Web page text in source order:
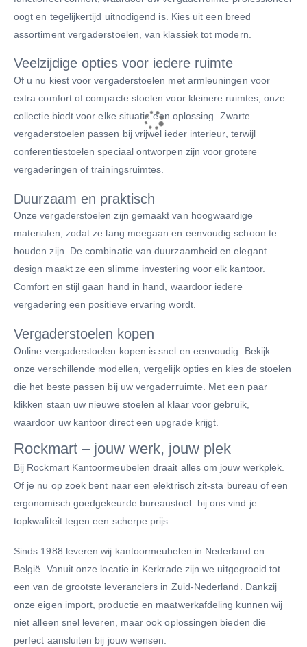
oogt en tegelijkertijd uitnodigend is. Kies uit een breed
assortiment vergaderstoelen, van klassiek tot modern.
Veelzijdige opties voor iedere ruimte
Of u nu kiest voor vergaderstoelen met armleuningen voor
extra comfort of compacte stoelen voor kleinere ruimtes, onze
collectie biedt voor elke situatie een oplossing. Zwarte
vergaderstoelen passen bij vrijwel ieder interieur, terwijl
conferentiestoelen speciaal ontworpen zijn voor grotere
vergaderingen of trainingsruimtes.
Duurzaam en praktisch
Onze vergaderstoelen zijn gemaakt van hoogwaardige
materialen, zodat ze lang meegaan en eenvoudig schoon te
houden zijn. De combinatie van duurzaamheid en elegant
design maakt ze een slimme investering voor elk kantoor.
Comfort en stijl gaan hand in hand, waardoor iedere
vergadering een positieve ervaring wordt.
Vergaderstoelen kopen
Online vergaderstoelen kopen is snel en eenvoudig. Bekijk
onze verschillende modellen, vergelijk opties en kies de stoelen
die het beste passen bij uw vergaderruimte. Met een paar
klikken staan uw nieuwe stoelen al klaar voor gebruik,
waardoor uw kantoor direct een upgrade krijgt.
Rockmart – jouw werk, jouw plek
Bij Rockmart Kantoormeubelen draait alles om jouw werkplek.
Of je nu op zoek bent naar een elektrisch zit-sta bureau of een
ergonomisch goedgekeurde bureaustoel: bij ons vind je
topkwaliteit tegen een scherpe prijs.
Sinds 1988 leveren wij kantoormeubelen in Nederland en
België. Vanuit onze locatie in Kerkrade zijn we uitgegroeid tot
een van de grootste leveranciers in Zuid-Nederland. Dankzij
onze eigen import, productie en maatwerkafdeling kunnen wij
niet alleen snel leveren, maar ook oplossingen bieden die
perfect aansluiten bij jouw wensen.